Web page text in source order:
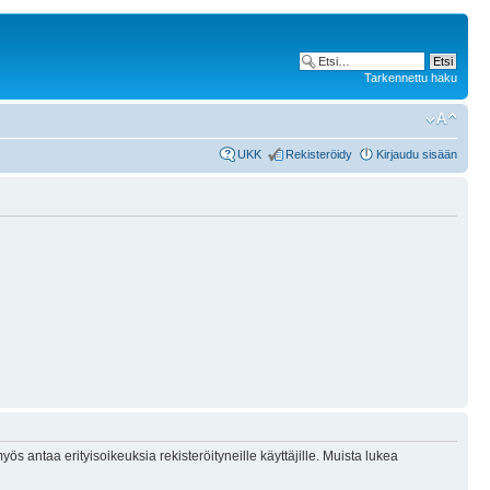
Tarkennettu haku
UKK Rekisteröidy Kirjaudu sisään
antaa erityisoikeuksia rekisteröityneille käyttäjille. Muista lukea